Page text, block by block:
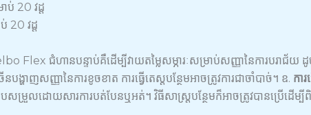
20 វដ្ត
20 វដ្ត
Flex ជំហានបន្ទាប់គឺដើម្បីវាយតម្លៃសម្ភារៈសម្រាប់សញ្ញានៃការបរាជ័យ ដូ
ាញសញ្ញានៃការខូចខាត ការធ្វើតេស្តបន្ថែមអាចត្រូវការជាចាំបាច់។ ឧ. កា
បសម្រួលដោយសារការបត់បែនឬអត់។ វិធីសាស្រ្តបន្ថែមក៏អាចត្រូវបានប្រើដើម្